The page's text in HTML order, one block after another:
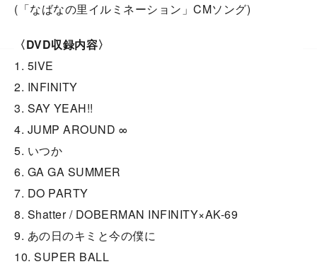
(「なばなの里イルミネーション」CMソング)
〈DVD収録内容〉
1. 5IVE
2. INFINITY
3. SAY YEAH!!
4. JUMP AROUND ∞
5. いつか
6. GA GA SUMMER
7. DO PARTY
8. Shatter / DOBERMAN INFINITY×AK-69
9. あの日のキミと今の僕に
10. SUPER BALL